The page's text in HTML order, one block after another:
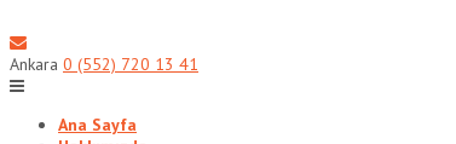
to
content
Ankara 0 (552) 720 13 41
Ana Sayfa